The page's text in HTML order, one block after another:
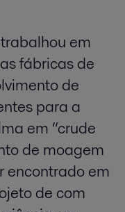
em
fábricas de
de
para a
em “crude
de moagem
encontrado em
de com